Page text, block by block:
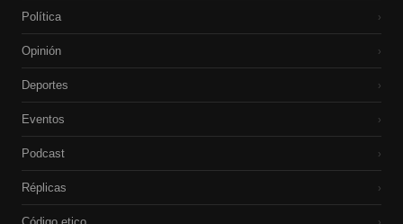
Política ›
Opinión ›
Deportes ›
Eventos ›
Podcast ›
Réplicas ›
›